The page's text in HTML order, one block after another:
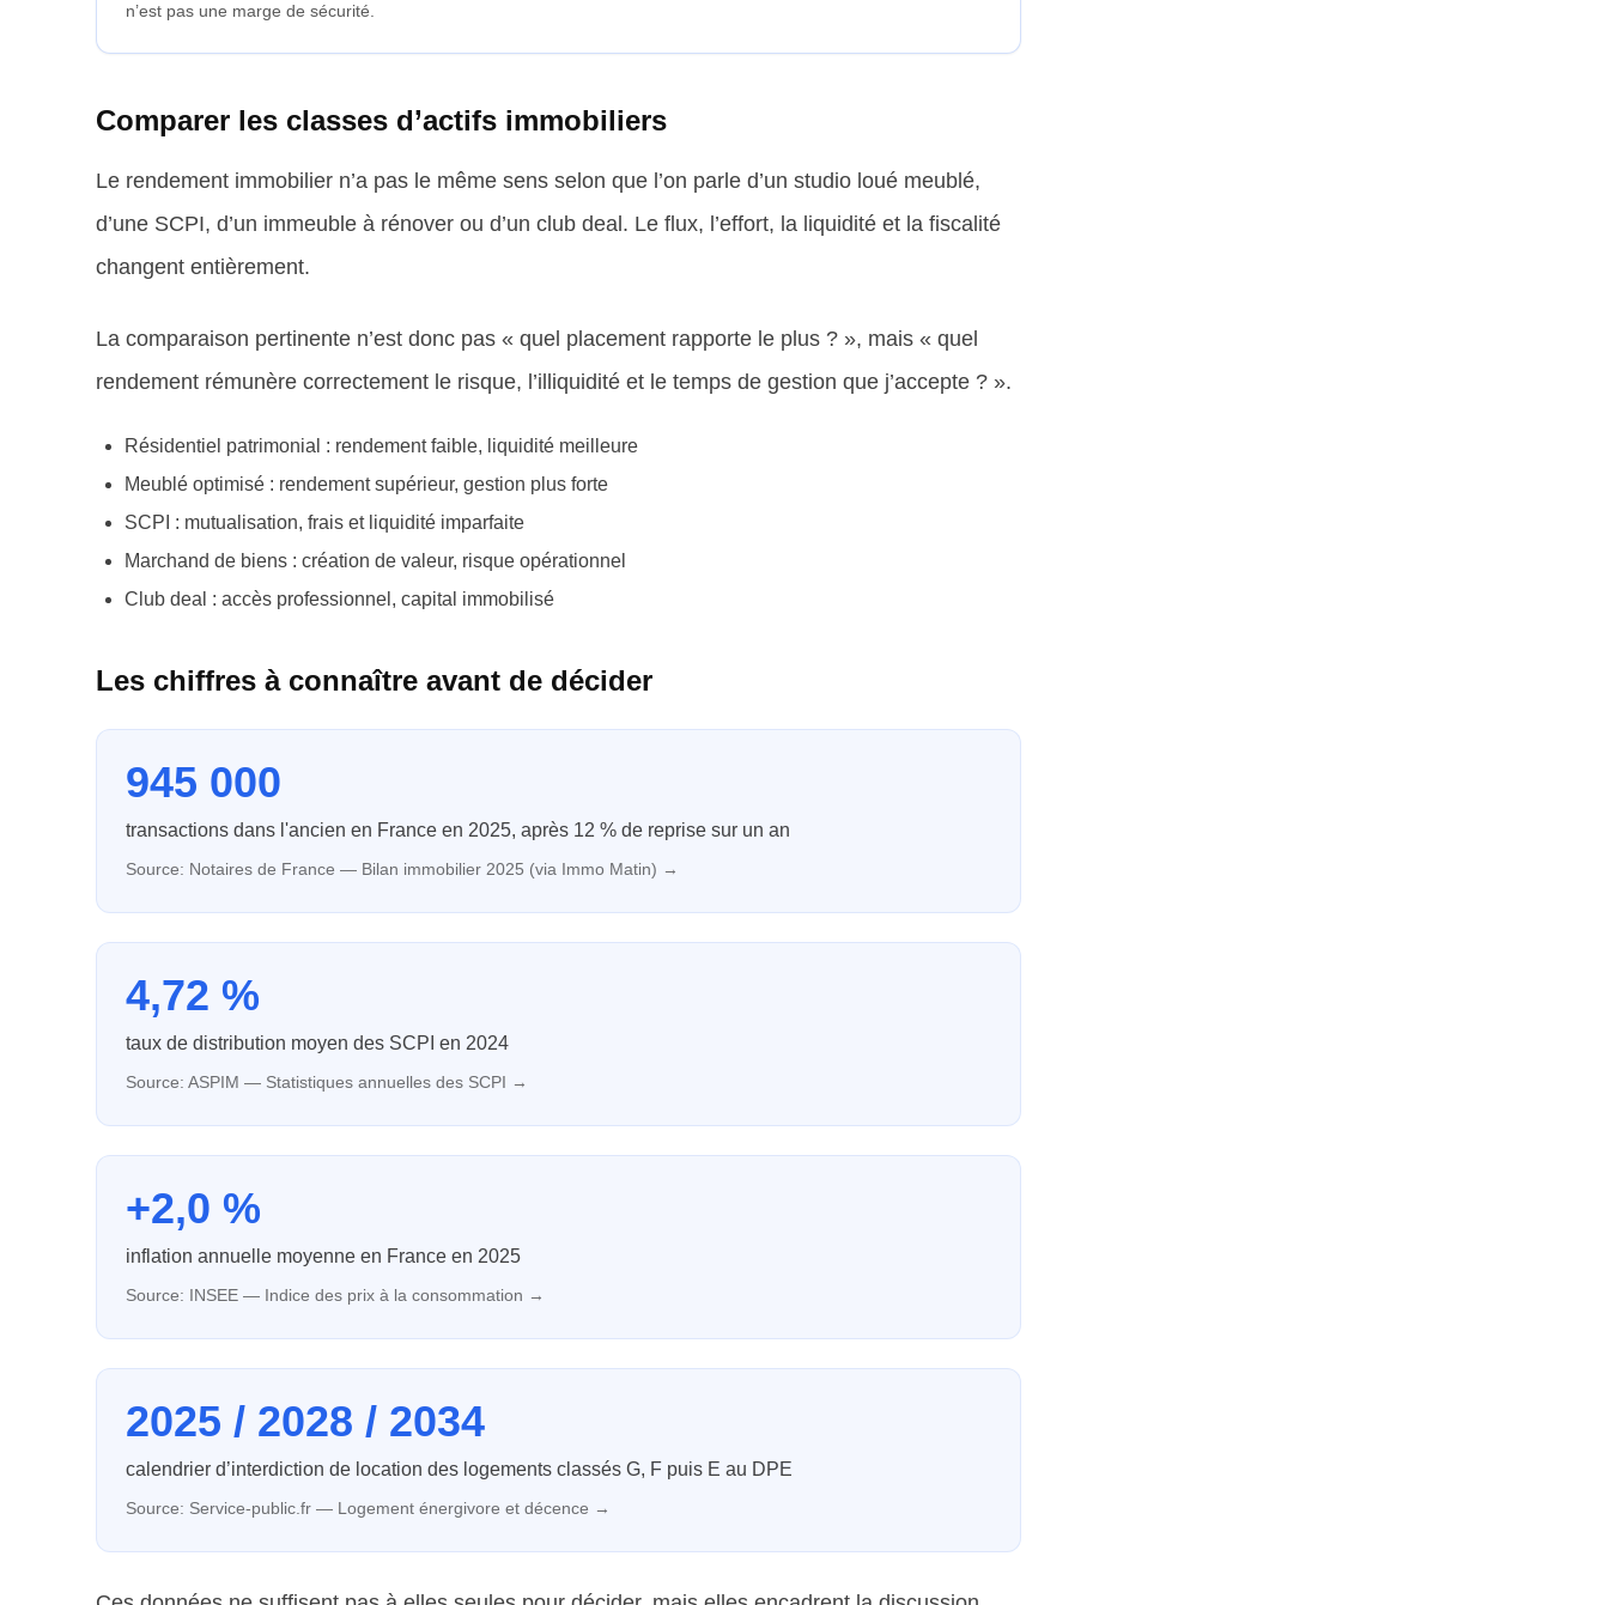
n’est pas une marge de sécurité.
Comparer les classes d’actifs immobiliers
Le rendement immobilier n’a pas le même sens selon que l’on parle d’un studio loué meublé,
d’une SCPI, d’un immeuble à rénover ou d’un club deal. Le flux, l’effort, la liquidité et la fiscalité
changent entièrement.
La comparaison pertinente n’est donc pas « quel placement rapporte le plus ? », mais « quel
rendement rémunère correctement le risque, l’illiquidité et le temps de gestion que j’accepte ? ».
Résidentiel patrimonial : rendement faible, liquidité meilleure
Meublé optimisé : rendement supérieur, gestion plus forte
SCPI : mutualisation, frais et liquidité imparfaite
Marchand de biens : création de valeur, risque opérationnel
Club deal : accès professionnel, capital immobilisé
Les chiffres à connaître avant de décider
945 000
transactions dans l'ancien en France en 2025, après 12 % de reprise sur un an
Source: Notaires de France — Bilan immobilier 2025 (via Immo Matin) →
4,72 %
taux de distribution moyen des SCPI en 2024
Source: ASPIM — Statistiques annuelles des SCPI →
+2,0 %
inflation annuelle moyenne en France en 2025
Source: INSEE — Indice des prix à la consommation →
2025 / 2028 / 2034
calendrier d’interdiction de location des logements classés G, F puis E au DPE
Source: Service-public.fr — Logement énergivore et décence →